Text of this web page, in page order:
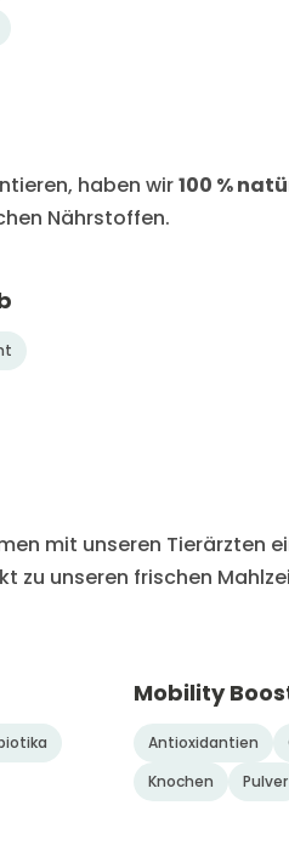
haben wir100 %
Nährstoffen.
mit unseren Tierärzten
zu unseren frischen
Mobility
Antioxidantien
Knochen
Pulver